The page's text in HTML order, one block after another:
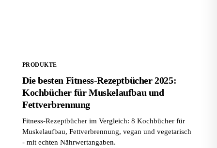
PRODUKTE
Die besten Fitness-Rezeptbücher 2025:
Kochbücher für Muskelaufbau und
Fettverbrennung
Fitness-Rezeptbücher im Vergleich: 8 Kochbücher für
Muskelaufbau, Fettverbrennung, vegan und vegetarisch
- mit echten Nährwertangaben.